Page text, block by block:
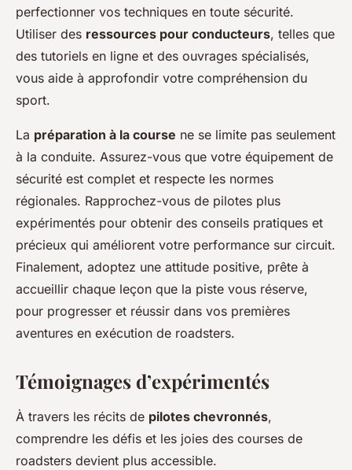
perfectionner vos techniques en toute sécurité.
Utiliser des ressources pour conducteurs, telles que
des tutoriels en ligne et des ouvrages spécialisés,
vous aide à approfondir votre compréhension du
sport.
La préparation à la course ne se limite pas seulement
à la conduite. Assurez-vous que votre équipement de
sécurité est complet et respecte les normes
régionales. Rapprochez-vous de pilotes plus
expérimentés pour obtenir des conseils pratiques et
précieux qui améliorent votre performance sur circuit.
Finalement, adoptez une attitude positive, prête à
accueillir chaque leçon que la piste vous réserve,
pour progresser et réussir dans vos premières
aventures en exécution de roadsters.
Témoignages d’expérimentés
À travers les récits de pilotes chevronnés,
comprendre les défis et les joies des courses de
roadsters devient plus accessible.